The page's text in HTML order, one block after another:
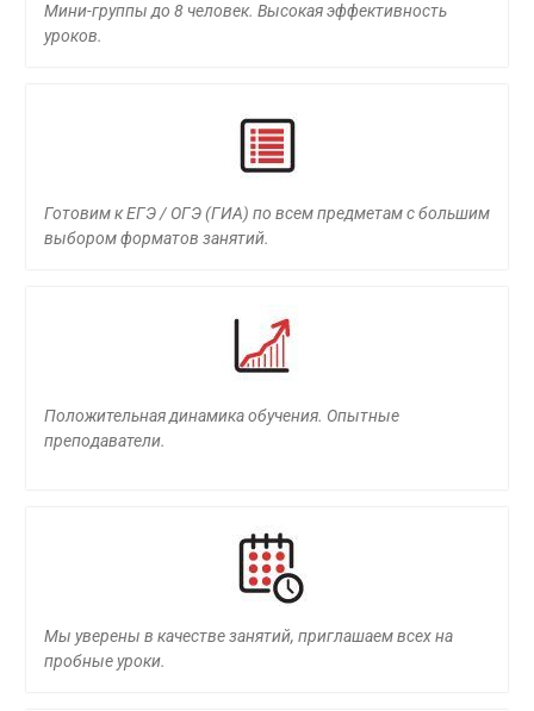
Мини-группы до 8 человек. Высокая эффективность
уроков.
Готовим к ЕГЭ / ОГЭ (ГИА) по всем предметам с большим
выбором форматов занятий.
Положительная динамика обучения. Опытные
преподаватели.
Мы уверены в качестве занятий, приглашаем всех на
пробные уроки.